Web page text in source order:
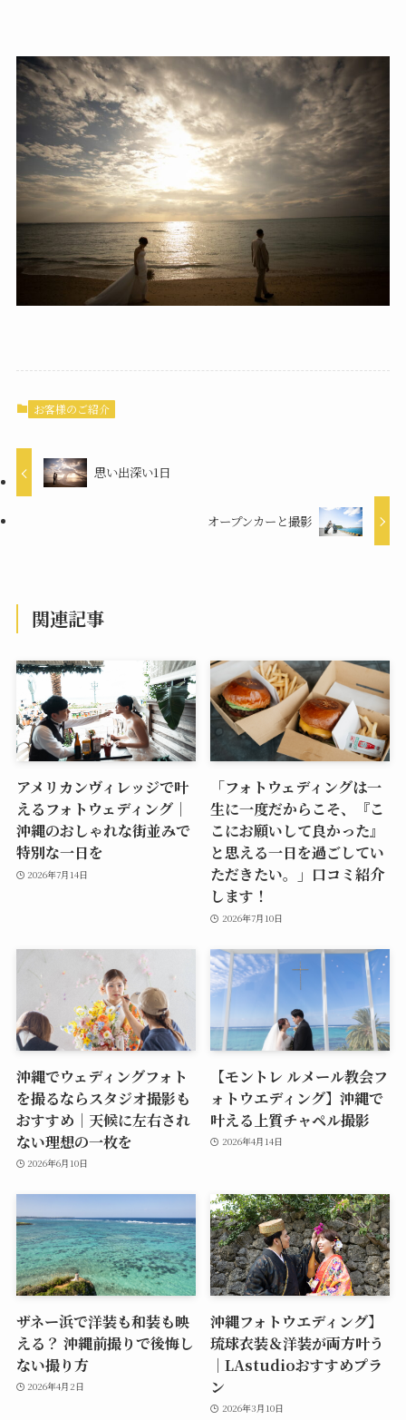
お客様のご紹介
思い出深い1日
オープンカーと撮影
関連記事
アメリカンヴィレッジで叶
えるフォトウェディング｜
沖縄のおしゃれな街並みで
特別な一日を
2026年7月14日
「フォトウェディングは一
生に一度だからこそ、『こ
こにお願いして良かった』
と思える一日を過ごしてい
ただきたい。」口コミ紹介
します！
2026年7月10日
沖縄でウェディングフォト
を撮るならスタジオ撮影も
おすすめ｜天候に左右され
ない理想の一枚を
2026年6月10日
【モントレ ルメール教会フ
ォトウエディング】沖縄で
叶える上質チャペル撮影
2026年4月14日
ザネー浜で洋装も和装も映
える？ 沖縄前撮りで後悔し
ない撮り方
2026年4月2日
沖縄フォトウエディング】
琉球衣装＆洋装が両方叶う
｜LAstudioおすすめプラ
ン
2026年3月10日